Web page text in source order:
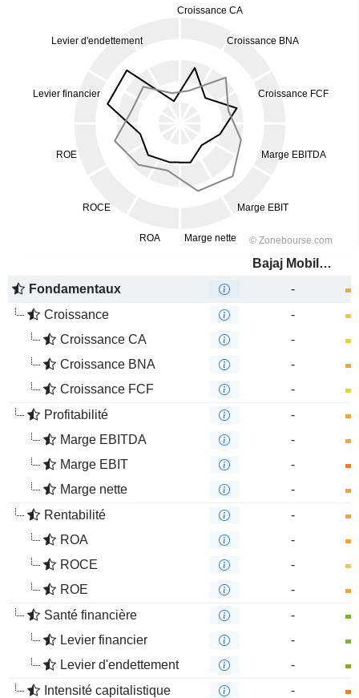
Bajaj Mobility AG
Fondamentaux
-
Croissance
-
Croissance CA
-
Croissance BNA
-
Croissance FCF
-
Profitabilité
-
Marge EBITDA
-
Marge EBIT
-
Marge nette
-
Rentabilité
-
ROA
-
ROCE
-
ROE
-
Santé financière
-
Levier financier
-
Levier d'endettement
-
Intensité capitalistique
-